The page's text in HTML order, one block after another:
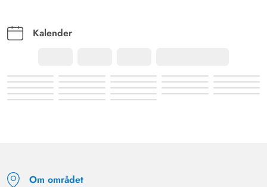
Kalender
Om området